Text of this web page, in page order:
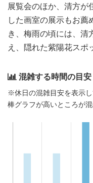
展覧会のほか、清方が
した画室の展示もお薦
き、梅雨の頃には、清
え、隠れた紫陽花スポ
混雑する時間の目安
※休日の混雑目安を表示し
棒グラフが高いところが